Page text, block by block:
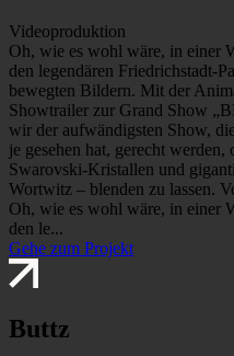
Videoproduktion
Oh, wie es wohl wäre, in einer
den legendären Friedrichstadt-
bewegten Bildern. Mit der
Showtrailer zur Grand Show
wir der aufwändigsten Show,
je gesehen hat, gerecht
Swarovski-Kristallen und
Wortwitz – blenden zu lassen.
Oh, wie es wohl wäre, in einer
den le...
Gehe zum Projekt
Buttz